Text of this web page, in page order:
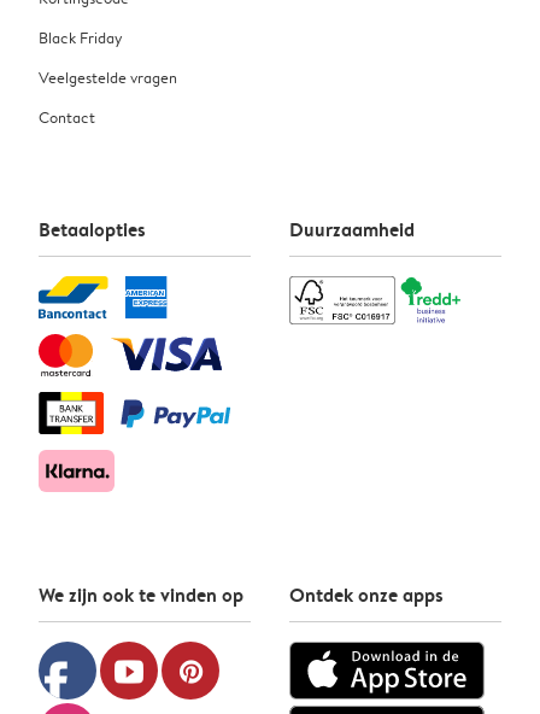
Black Friday
Veelgestelde vragen
Contact
Betaalopties Duurzaamheid
We zijn ook te vinden op
facebook youtube pinterest
Ontdek onze apps